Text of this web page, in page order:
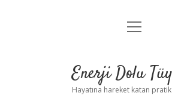
Anasayfa
Yasal Uyarı
menüyü
Enerji Dolu
Hayatına hareket katan